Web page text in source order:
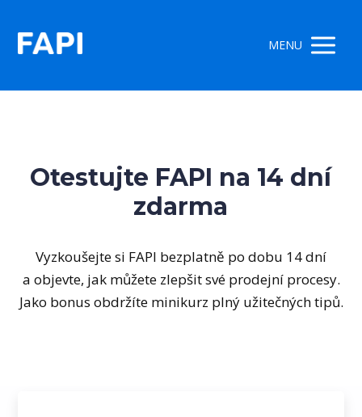
MENU
Otestujte FAPI na 14 dní
zdarma
Vyzkoušejte si FAPI bezplatně po dobu 14 dní
a objevte, jak můžete zlepšit své prodejní procesy.
Jako bonus obdržíte minikurz plný užitečných tipů.